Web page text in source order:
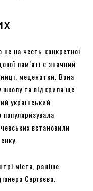
на честь конкретної
пам’яті є значний
меценатки. Вона
школу та відкрила ще
український
встановили
міста, раніше
Сергєєва.